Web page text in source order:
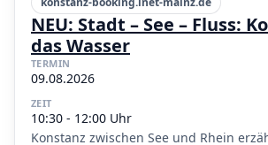
NEU: Stadt – See – Fluss:
das Wasser
TERMIN
09.08.2026
ZEIT
10:30 - 12:00 Uhr
Konstanz zwischen See und Rhein